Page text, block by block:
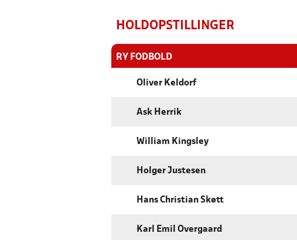
HOLDOPSTILLINGER
RY FODBOLD
Oliver Keldorf
Ask Herrik
William Kingsley
Holger Justesen
Hans Christian Skøtt
Karl Emil Overgaard